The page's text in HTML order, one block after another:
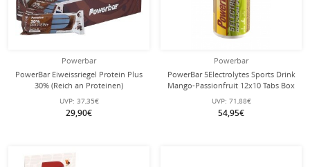
Powerbar
PowerBar Eiweissriegel Protein Plus
30% (Reich an Proteinen)
Schokolade 15x55g Box
UVP: 37,35€
29,90€
Powerbar
PowerBar 5Electrolytes Sports Drink
Mango-Passionfruit 12x10 Tabs Box
UVP: 71,88€
54,95€